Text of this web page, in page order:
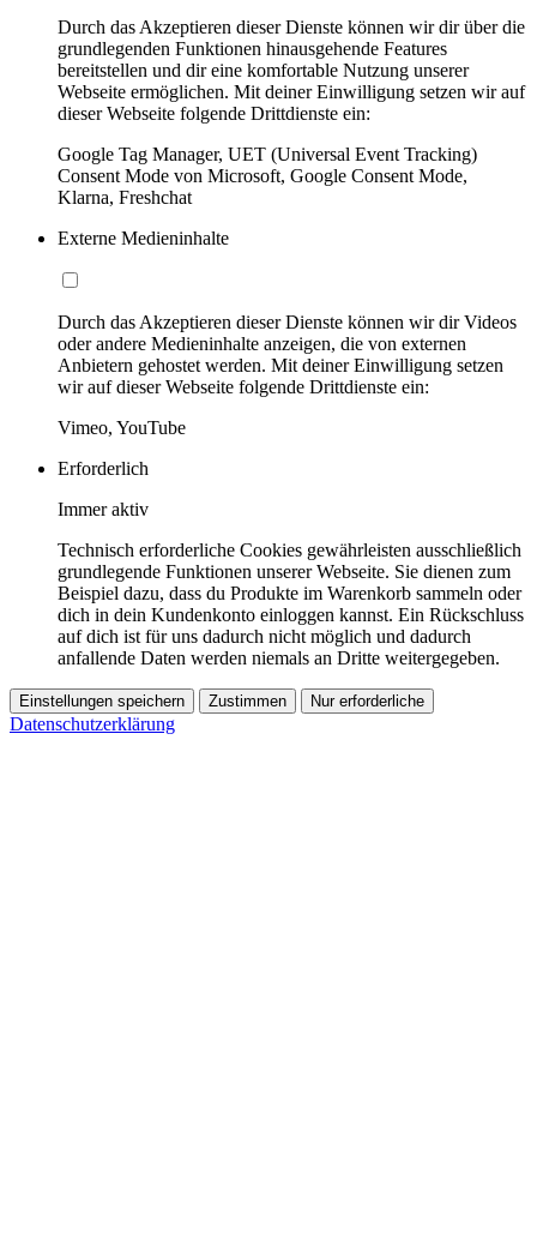
Durch das Akzeptieren dieser Dienste können wir dir über die
grundlegenden Funktionen hinausgehende Features
bereitstellen und dir eine komfortable Nutzung unserer
Webseite ermöglichen. Mit deiner Einwilligung setzen wir auf
dieser Webseite folgende Drittdienste ein:
Google Tag Manager, UET (Universal Event Tracking)
Consent Mode von Microsoft, Google Consent Mode,
Klarna, Freshchat
Externe Medieninhalte
Durch das Akzeptieren dieser Dienste können wir dir Videos
oder andere Medieninhalte anzeigen, die von externen
Anbietern gehostet werden. Mit deiner Einwilligung setzen
wir auf dieser Webseite folgende Drittdienste ein:
Vimeo, YouTube
Erforderlich
Immer aktiv
Technisch erforderliche Cookies gewährleisten ausschließlich
grundlegende Funktionen unserer Webseite. Sie dienen zum
Beispiel dazu, dass du Produkte im Warenkorb sammeln oder
dich in dein Kundenkonto einloggen kannst. Ein Rückschluss
auf dich ist für uns dadurch nicht möglich und dadurch
anfallende Daten werden niemals an Dritte weitergegeben.
Einstellungen speichern Zustimmen Nur erforderliche
Datenschutzerklärung